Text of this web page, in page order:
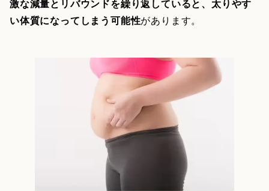
激な減量とリバウンドを繰り返していると、太りやす
い体質になってしまう可能性があります。